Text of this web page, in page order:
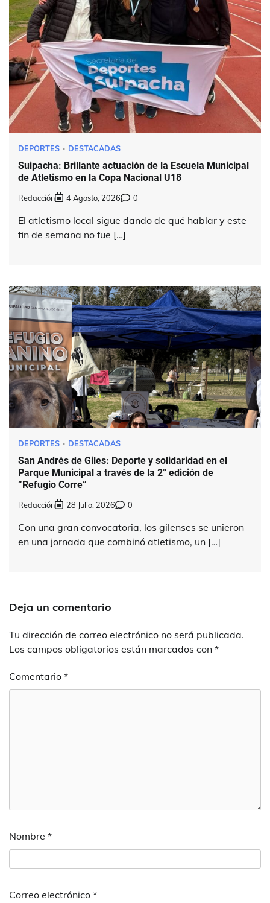
DEPORTES DESTACADAS
Suipacha: Brillante actuación de la Escuela Municipal
de Atletismo en la Copa Nacional U18
Redacción 4 Agosto, 2026 0
El atletismo local sigue dando de qué hablar y este
fin de semana no fue […]
DEPORTES DESTACADAS
San Andrés de Giles: Deporte y solidaridad en el
Parque Municipal a través de la 2° edición de
“Refugio Corre”
Redacción 28 Julio, 2026 0
Con una gran convocatoria, los gilenses se unieron
en una jornada que combinó atletismo, un […]
Deja un comentario
Tu dirección de correo electrónico no será publicada.
Los campos obligatorios están marcados con *
Comentario *
Nombre *
Correo electrónico *